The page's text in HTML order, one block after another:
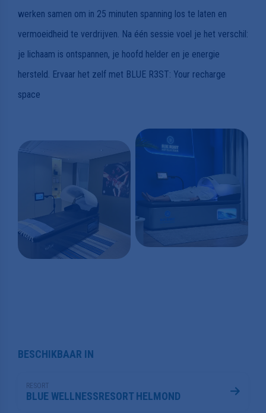
werken samen om in 25 minuten spanning los te laten en
vermoeidheid te verdrijven. Na één sessie voel je het verschil:
je lichaam is ontspannen, je hoofd helder en je energie
hersteld. Ervaar het zelf met BLUE R3ST: Your recharge
space
BESCHIKBAAR IN
RESORT
BLUE WELLNESSRESORT HELMOND